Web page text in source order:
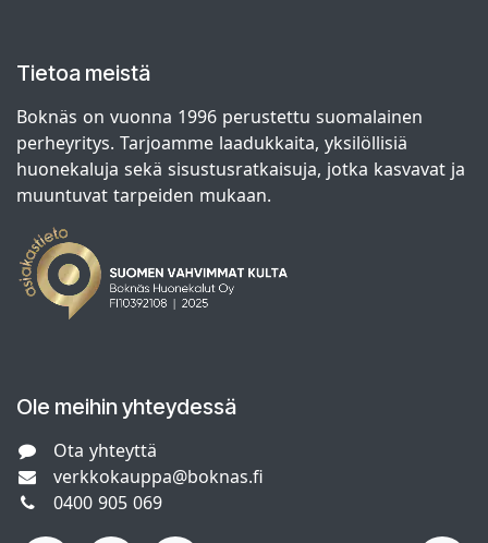
Tietoa meistä
Boknäs on vuonna 1996 perustettu suomalainen
perheyritys. Tarjoamme laadukkaita, yksilöllisiä
huonekaluja sekä sisustusratkaisuja, jotka kasvavat ja
muuntuvat tarpeiden mukaan.
Ole meihin yhteydessä
Ota yhteyttä
verkkokauppa@boknas.fi
0400 905 069